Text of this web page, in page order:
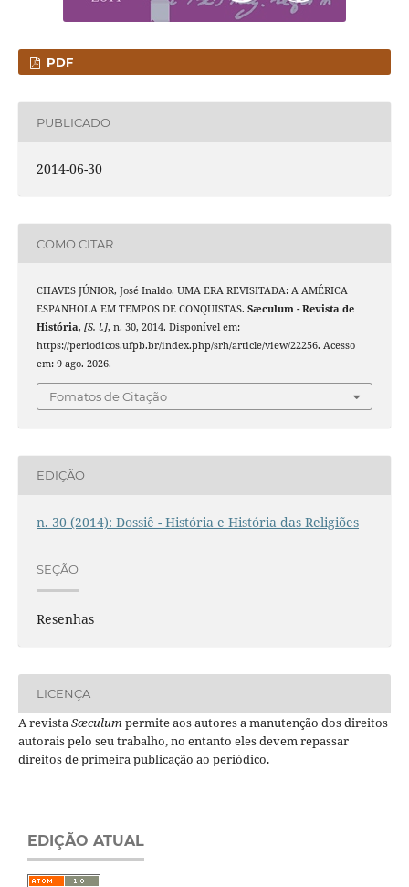
PDF
PUBLICADO
2014-06-30
COMO CITAR
CHAVES JÚNIOR, José Inaldo. UMA ERA REVISITADA: A AMÉRICA
ESPANHOLA EM TEMPOS DE CONQUISTAS. Sæculum - Revista de
História, [S. l.], n. 30, 2014. Disponível em:
https://periodicos.ufpb.br/index.php/srh/article/view/22256. Acesso
em: 9 ago. 2026.
Fomatos de Citação
EDIÇÃO
n. 30 (2014): Dossiê - História e História das Religiões
SEÇÃO
Resenhas
LICENÇA
A revistaSæculumpermite aos autores a manutenção dos direitos
autorais pelo seu trabalho, no entanto eles devem repassar
direitos de primeira publicação ao periódico.
EDIÇÃO ATUAL